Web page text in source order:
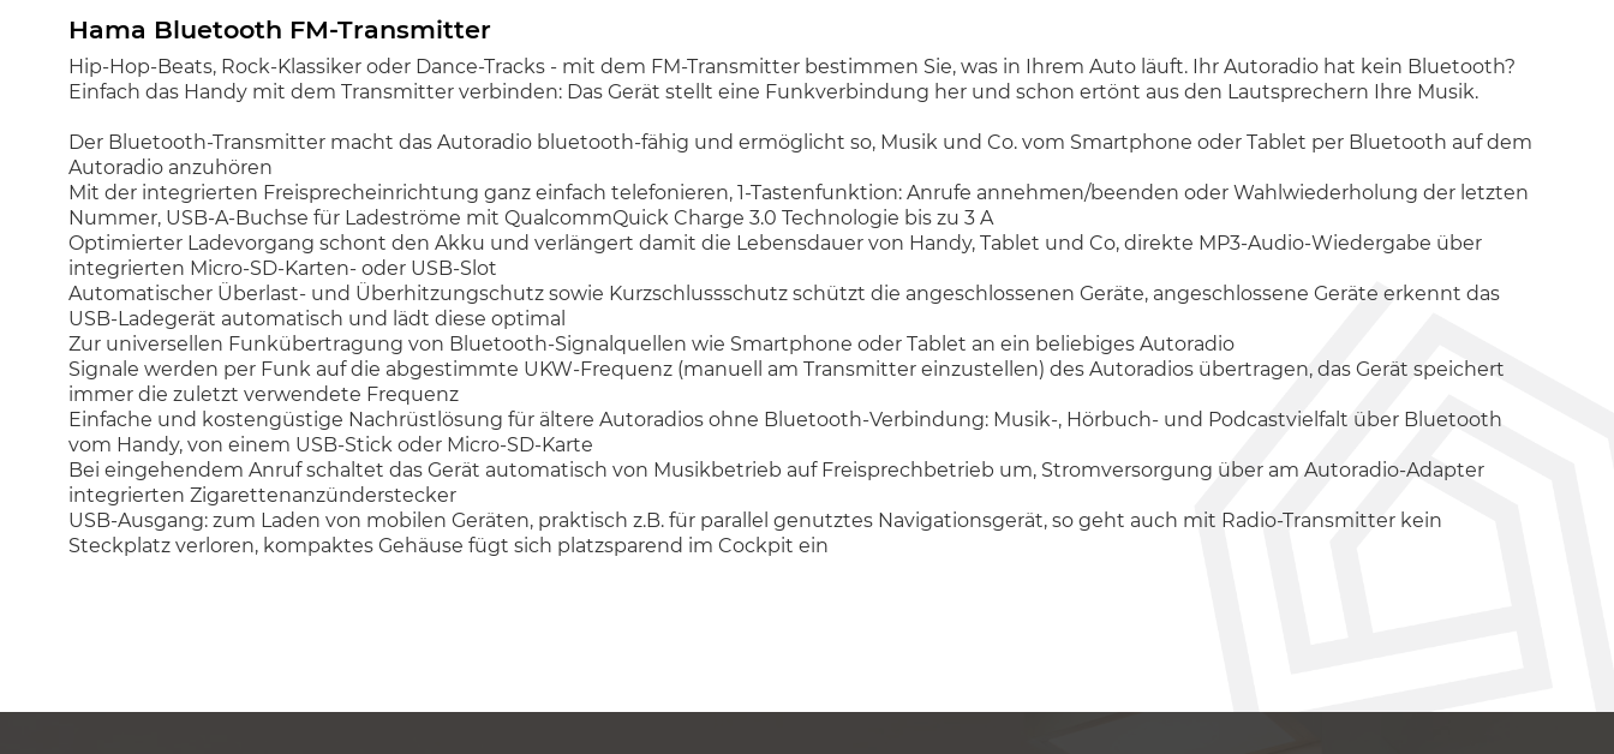
Hama Bluetooth FM-Transmitter
Hip-Hop-Beats, Rock-Klassiker oder Dance-Tracks - mit dem FM-Transmitter bestimmen Sie, was in Ihrem Auto läuft. Ihr Autoradio hat kein Bluetooth?
Einfach das Handy mit dem Transmitter verbinden: Das Gerät stellt eine Funkverbindung her und schon ertönt aus den Lautsprechern Ihre Musik.
Der Bluetooth-Transmitter macht das Autoradio bluetooth-fähig und ermöglicht so, Musik und Co. vom Smartphone oder Tablet per Bluetooth auf dem
Autoradio anzuhören
Mit der integrierten Freisprecheinrichtung ganz einfach telefonieren, 1-Tastenfunktion: Anrufe annehmen/beenden oder Wahlwiederholung der letzten
Nummer, USB-A-Buchse für Ladeströme mit QualcommQuick Charge 3.0 Technologie bis zu 3 A
Optimierter Ladevorgang schont den Akku und verlängert damit die Lebensdauer von Handy, Tablet und Co, direkte MP3-Audio-Wiedergabe über
integrierten Micro-SD-Karten- oder USB-Slot
Automatischer Überlast- und Überhitzungschutz sowie Kurzschlussschutz schützt die angeschlossenen Geräte, angeschlossene Geräte erkennt das
USB-Ladegerät automatisch und lädt diese optimal
Zur universellen Funkübertragung von Bluetooth-Signalquellen wie Smartphone oder Tablet an ein beliebiges Autoradio
Signale werden per Funk auf die abgestimmte UKW-Frequenz (manuell am Transmitter einzustellen) des Autoradios übertragen, das Gerät speichert
immer die zuletzt verwendete Frequenz
Einfache und kostengüstige Nachrüstlösung für ältere Autoradios ohne Bluetooth-Verbindung: Musik-, Hörbuch- und Podcastvielfalt über Bluetooth
vom Handy, von einem USB-Stick oder Micro-SD-Karte
Bei eingehendem Anruf schaltet das Gerät automatisch von Musikbetrieb auf Freisprechbetrieb um, Stromversorgung über am Autoradio-Adapter
integrierten Zigarettenanzünderstecker
USB-Ausgang: zum Laden von mobilen Geräten, praktisch z.B. für parallel genutztes Navigationsgerät, so geht auch mit Radio-Transmitter kein
Steckplatz verloren, kompaktes Gehäuse fügt sich platzsparend im Cockpit ein